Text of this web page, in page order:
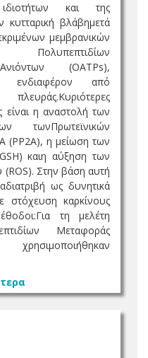
και της
βλάβηµετά
µεµβρανικών
(OATPs),
ενδιαφέρον από
είναι η αναστολή των
τωνΠρωτεϊνικών
(PP2Α), η µείωση των
καιη αύξηση των
Στην βάση αυτή
ως δυνητικά
στόχευση καρκίνους
τη µελέτη
Μεταφοράς